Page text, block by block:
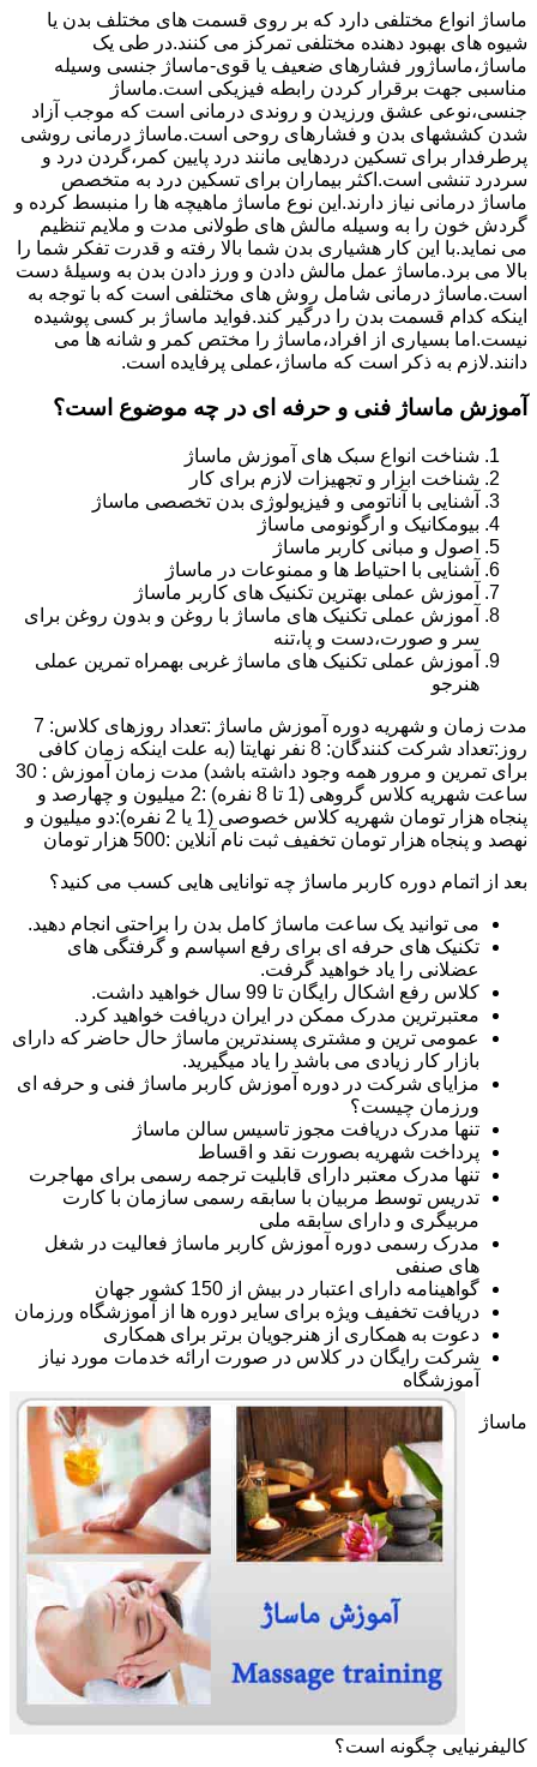
ماساژ انواع مختلفی دارد که بر روی قسمت های مختلف بدن یا
شیوه های بهبود دهنده مختلفی تمرکز می کنند.در طی یک
ماساژ،ماساژور فشارهای ضعیف یا قوی-ماساژ جنسی وسیله
مناسبی جهت برقرار کردن رابطه فیزیکی است.ماساژ
جنسی،نوعی عشق ورزیدن و روندی درمانی است که موجب آزاد
شدن کششهای بدن و فشارهای روحی است.ماساژ درمانی روشی
پرطرفدار برای تسکین دردهایی مانند درد پایین کمر،گردن درد و
سردرد تنشی است.اکثر بیماران برای تسکین درد به متخصص
ماساژ درمانی نیاز دارند.این نوع ماساژ ماهیچه ها را منبسط کرده و
گردش خون را به وسیله مالش های طولانی مدت و ملایم تنظیم
می نماید.با این کار هشیاری بدن شما بالا رفته و قدرت تفکر شما را
بالا می برد.ماساژ عمل مالش دادن و ورز دادن بدن به وسیلۀ دست
است.ماساژ درمانی شامل روش های مختلفی است که با توجه به
اینکه کدام قسمت بدن را درگیر کند.فواید ماساژ بر کسی پوشیده
نیست.اما بسیاری از افراد،ماساژ را مختص کمر و شانه ها می
دانند.لازم به ذکر است که ماساژ،عملی پرفایده است.
آموزش ماساژ فنی و حرفه ای در چه موضوع است؟
شناخت انواع سبک های آموزش ماساژ
شناخت ابزار و تجهیزات لازم برای کار
آشنایی با آناتومی و فیزیولوژی بدن تخصصی ماساژ
بیومکانیک و ارگونومی ماساژ
اصول و مبانی کاربر ماساژ
آشنایی با احتیاط ها و ممنوعات در ماساژ
آموزش عملی بهترین تکنیک های کاربر ماساژ
آموزش عملی تکنیک های ماساژ با روغن و بدون روغن برای
سر و صورت،دست و پا،تنه
آموزش عملی تکنیک های ماساژ غربی بهمراه تمرین عملی
هنرجو
مدت زمان و شهریه دوره آموزش ماساژ :تعداد روزهای کلاس: 7
روز:تعداد شرکت کنندگان: 8 نفر نهایتا (به علت اینکه زمان کافی
برای تمرین و مرور همه وجود داشته باشد) مدت زمان آموزش : 30
ساعت شهریه کلاس گروهی (1 تا 8 نفره) :2 میلیون و چهارصد و
پنجاه هزار تومان شهریه کلاس خصوصی (1 یا 2 نفره):دو میلیون و
نهصد و پنجاه هزار تومان تخفیف ثبت نام آنلاین :500 هزار تومان
بعد از اتمام دوره کاربر ماساژ چه توانایی هایی کسب می کنید؟
می توانید یک ساعت ماساژ کامل بدن را براحتی انجام دهید.
تکنیک های حرفه ای برای رفع اسپاسم و گرفتگی های
عضلانی را یاد خواهید گرفت.
کلاس رفع اشکال رایگان تا 99 سال خواهید داشت.
معتبرترین مدرک ممکن در ایران دریافت خواهید کرد.
عمومی ترین و مشتری پسندترین ماساژ حال حاضر که دارای
بازار کار زیادی می باشد را یاد میگیرید.
مزایای شرکت در دوره آموزش کاربر ماساژ فنی و حرفه ای
ورزمان چیست؟
تنها مدرک دریافت مجوز تاسیس سالن ماساژ
پرداخت شهریه بصورت نقد و اقساط
تنها مدرک معتبر دارای قابلیت ترجمه رسمی برای مهاجرت
تدریس توسط مربیان با سابقه رسمی سازمان با کارت
مربیگری و دارای سابقه ملی
مدرک رسمی دوره آموزش کاربر ماساژ فعالیت در شغل
های صنفی
گواهینامه دارای اعتبار در بیش از 150 کشور جهان
دریافت تخفیف ویژه برای سایر دوره ها از آموزشگاه ورزمان
دعوت به همکاری از هنرجویان برتر برای همکاری
شرکت رایگان در کلاس در صورت ارائه خدمات مورد نیاز
آموزشگاه
ماساژ
کالیفرنیایی چگونه است؟